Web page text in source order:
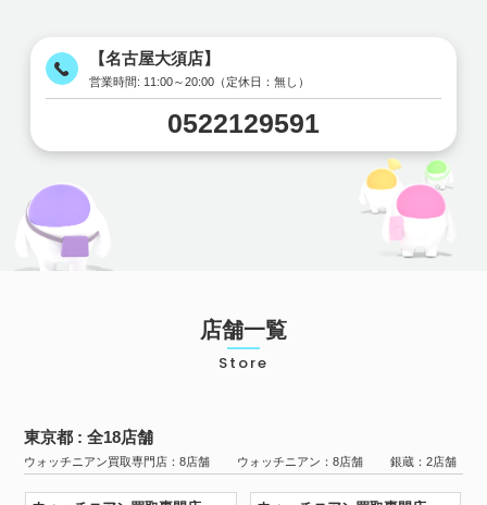
【名古屋大須店】
営業時間: 11:00～20:00（定休日：無し）
0522129591
店舗一覧
Store
東京都 : 全18店舗
ウォッチニアン買取専門店：8店舗 ウォッチニアン：8店舗 銀蔵：2店舗